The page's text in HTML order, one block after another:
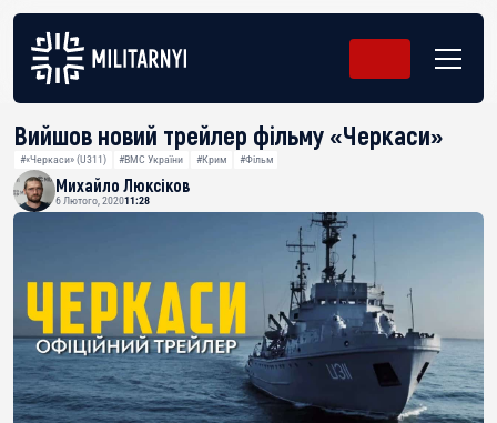
Вийшов новий трейлер фільму «Черкаси»
#«Черкаси» (U311) #ВМС України #Крим #Фільм
Михайло Люксіков
6 Лютого, 202011:28